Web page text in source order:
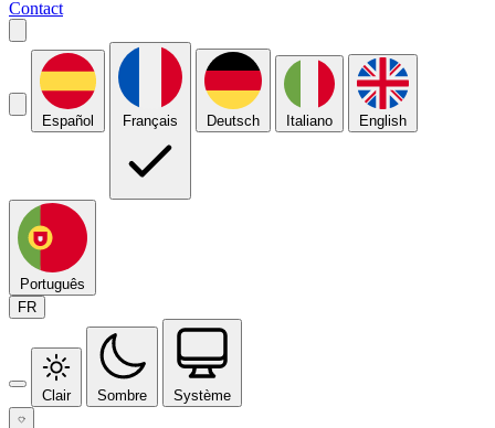
Contact
Español Français Deutsch Italiano English
Português
FR
Clair Sombre Système